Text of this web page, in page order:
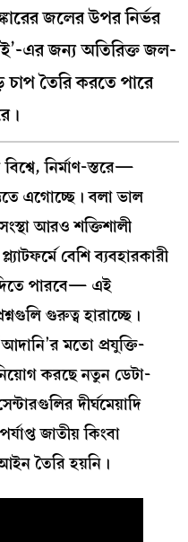
জলের উপর নির্ভর
এর জন্য অতিরিক্ত জল-
তৈরি করতে পারে
নির্মাণ-স্তরে—
এগোচ্ছে। বলা ভাল
আরও শক্তিশালী
বেশি ব্যবহারকারী
পারবে— এই
গুরুত্ব হারাচ্ছে।
মতো প্রযুক্তি-
করছে নতুন ডেটা-
দীর্ঘমেয়াদি
জাতীয় কিংবা
তৈরি হয়নি।